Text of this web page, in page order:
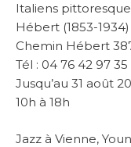
Italiens
Hébert (1853-
Chemin Hébert
Tél : 04 76 42 97 35
Jusqu’au 31 août
10h à 18h
Jazz à Vienne,